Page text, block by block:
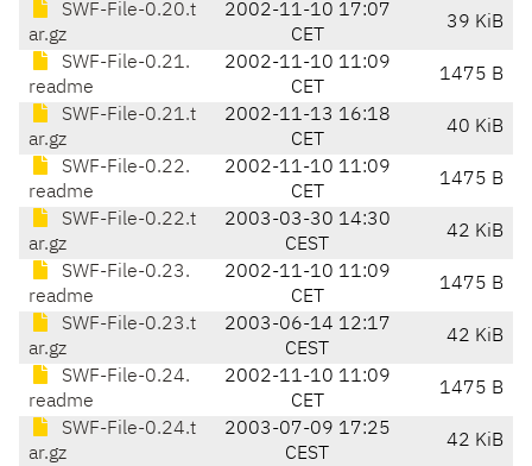
SWF-File-0.20.t
ar.gz
2002-11-10 17:07
CET
39 KiB
SWF-File-0.21.
readme
2002-11-10 11:09
CET
1475 B
SWF-File-0.21.t
ar.gz
2002-11-13 16:18
CET
40 KiB
SWF-File-0.22.
readme
2002-11-10 11:09
CET
1475 B
SWF-File-0.22.t
ar.gz
2003-03-30 14:30
CEST
42 KiB
SWF-File-0.23.
readme
2002-11-10 11:09
CET
1475 B
SWF-File-0.23.t
ar.gz
2003-06-14 12:17
CEST
42 KiB
SWF-File-0.24.
readme
2002-11-10 11:09
CET
1475 B
SWF-File-0.24.t
ar.gz
2003-07-09 17:25
CEST
42 KiB